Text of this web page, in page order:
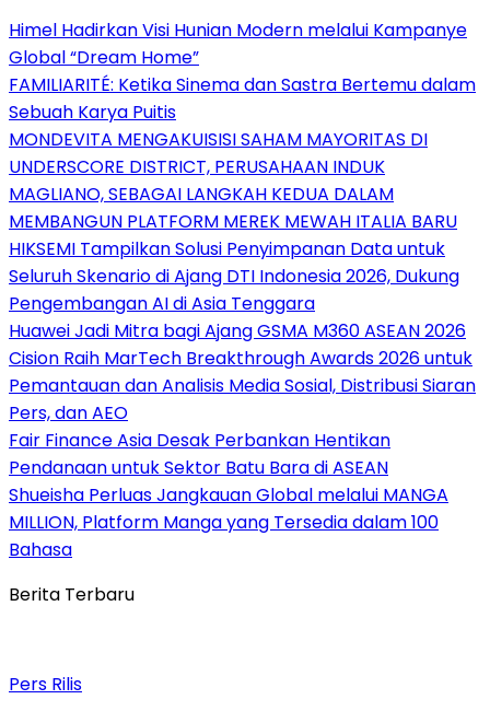
Himel Hadirkan Visi Hunian Modern melalui Kampanye
Global “Dream Home”
FAMILIARITÉ: Ketika Sinema dan Sastra Bertemu dalam
Sebuah Karya Puitis
MONDEVITA MENGAKUISISI SAHAM MAYORITAS DI
UNDERSCORE DISTRICT, PERUSAHAAN INDUK
MAGLIANO, SEBAGAI LANGKAH KEDUA DALAM
MEMBANGUN PLATFORM MEREK MEWAH ITALIA BARU
HIKSEMI Tampilkan Solusi Penyimpanan Data untuk
Seluruh Skenario di Ajang DTI Indonesia 2026, Dukung
Pengembangan AI di Asia Tenggara
Huawei Jadi Mitra bagi Ajang GSMA M360 ASEAN 2026
Cision Raih MarTech Breakthrough Awards 2026 untuk
Pemantauan dan Analisis Media Sosial, Distribusi Siaran
Pers, dan AEO
Fair Finance Asia Desak Perbankan Hentikan
Pendanaan untuk Sektor Batu Bara di ASEAN
Shueisha Perluas Jangkauan Global melalui MANGA
MILLION, Platform Manga yang Tersedia dalam 100
Bahasa
Berita Terbaru
Pers Rilis